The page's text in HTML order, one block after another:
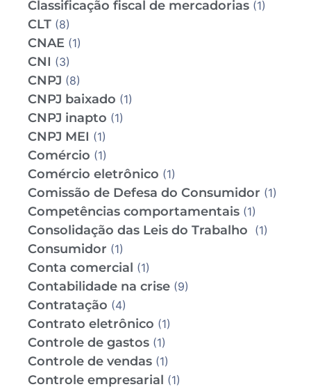
Classificação fiscal de mercadorias (1)
CLT (8)
CNAE (1)
CNI (3)
CNPJ (8)
CNPJ baixado (1)
CNPJ inapto (1)
CNPJ MEI (1)
Comércio (1)
Comércio eletrônico (1)
Comissão de Defesa do Consumidor (1)
Competências comportamentais (1)
Consolidação das Leis do Trabalho (1)
Consumidor (1)
Conta comercial (1)
Contabilidade na crise (9)
Contratação (4)
Contrato eletrônico (1)
Controle de gastos (1)
Controle de vendas (1)
Controle empresarial (1)